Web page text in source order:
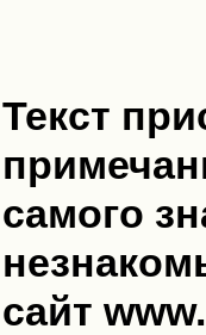
Текст
самого
сайт